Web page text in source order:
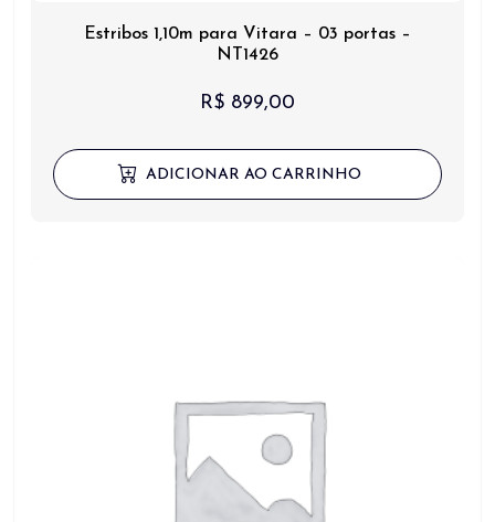
Estribos 1,10m para Vitara – 03 portas –
NT1426
R$ 899,00
ADICIONAR AO CARRINHO